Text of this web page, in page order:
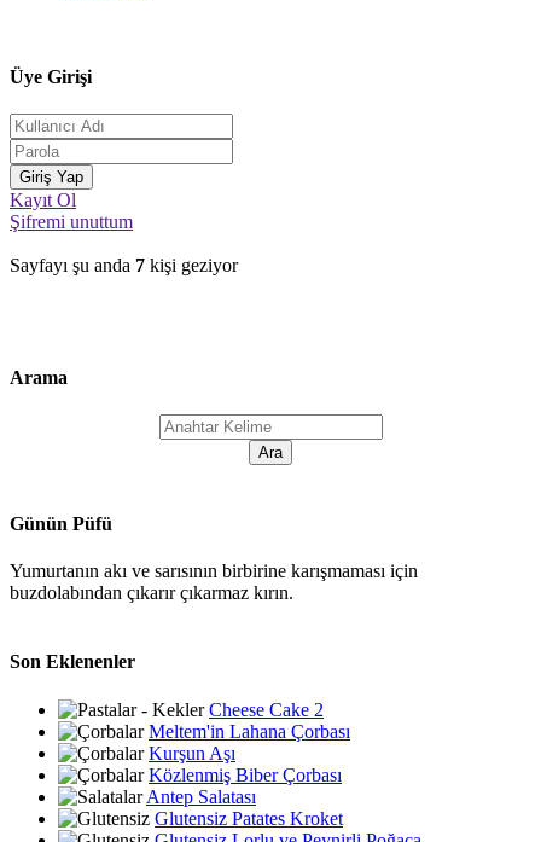
Üye Girişi
Kayıt Ol
Şifremi unuttum
Sayfayı şu anda 7 kişi geziyor
Arama
Günün Püfü
Yumurtanın akı ve sarısının birbirine karışmaması için
buzdolabından çıkarır çıkarmaz kırın.
Son Eklenenler
Cheese Cake 2
Meltem'in Lahana Çorbası
Kurşun Aşı
Közlenmiş Biber Çorbası
Antep Salatası
Glutensiz Patates Kroket